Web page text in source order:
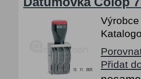
Přidat